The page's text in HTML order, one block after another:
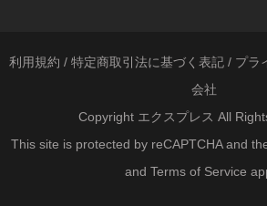
利用規約 / 特定商取引法に基づく表記 / プラ
会社
Copyright エクスプレス All
This site is protected by reCAPTCHA and
and Terms of Service